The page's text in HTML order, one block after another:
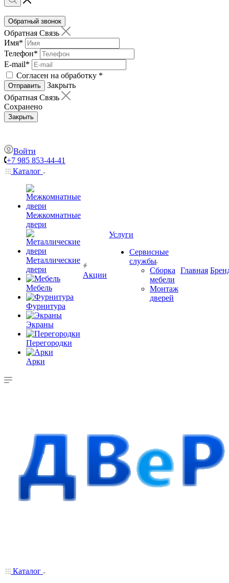
Обратный звонок
Обратная Связь
Имя*
Телефон*
E-mail*
Согласен на обработку *
Отправить
Закрыть
Обратная Связь
Сохранено
Закрыть
Войти
+7 985 853-44-41
Каталог
Межкомнатные
двери
Металлические
двери
Мебель
Фурнитура
Экраны
Перегородки
Арки
Акции
Услуги
Сервисные
службы
Сборка
мебели
Монтаж
дверей
Главная
Каталог